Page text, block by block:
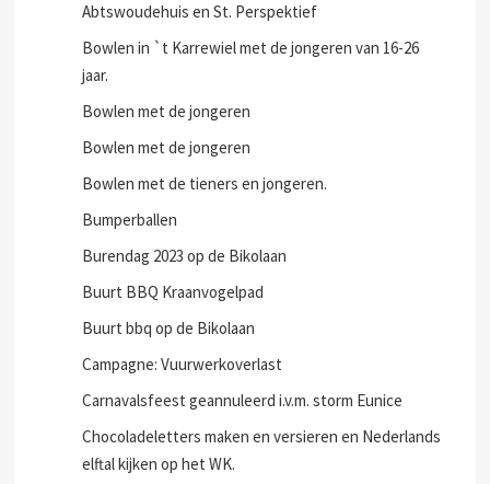
Abtswoudehuis en St. Perspektief
Bowlen in `t Karrewiel met de jongeren van 16-26
jaar.
Bowlen met de jongeren
Bowlen met de jongeren
Bowlen met de tieners en jongeren.
Bumperballen
Burendag 2023 op de Bikolaan
Buurt BBQ Kraanvogelpad
Buurt bbq op de Bikolaan
Campagne: Vuurwerkoverlast
Carnavalsfeest geannuleerd i.v.m. storm Eunice
Chocoladeletters maken en versieren en Nederlands
elftal kijken op het WK.